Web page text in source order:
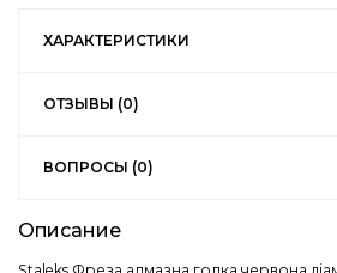
ХАРАКТЕРИСТИКИ
ОТЗЫВЫ (0)
ВОПРОСЫ (0)
Описание